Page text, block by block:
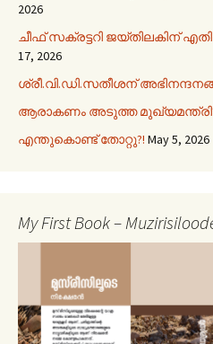
2026
ചീഫ് സക്രട്ടറി ജയ്തിലകിന്
17, 2026
ശ്രീ.വി.ഡി.സതീശന്
ആരാകണം അടുത്ത
എന്തുകൊണ്ട് തോറ്റു?! May 5, 2026
My First Book –